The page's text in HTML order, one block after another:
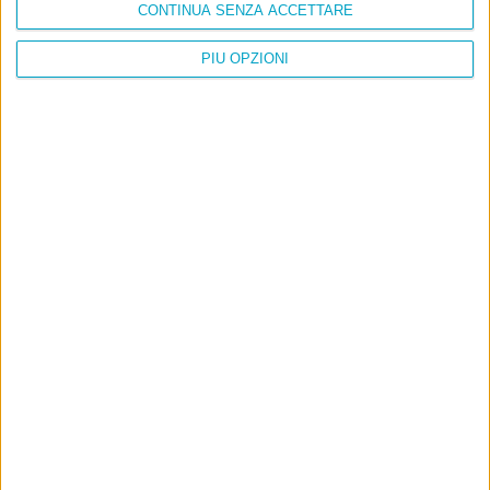
PIÙ OPZIONI
CONTINUA SENZA ACCETTARE